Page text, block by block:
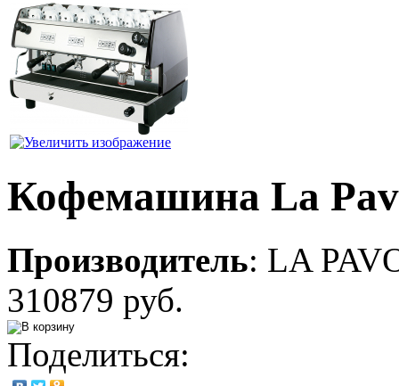
Кофемашина La
Производитель: LA
310879 руб.
Поделиться: